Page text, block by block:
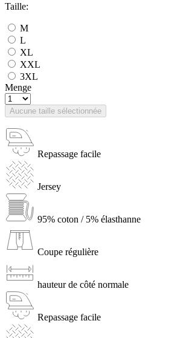
Taille:
M
L
XL
XXL
3XL
Menge
Aucune taille sélectionnée
Repassage facile
Jersey
95% coton / 5% élasthanne
Coupe régulière
hauteur de côté normale
Repassage facile